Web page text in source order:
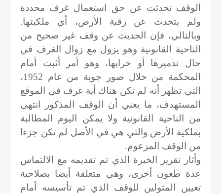
الوقف تحدثت عن حق استعمال غرف محددة
ولم يتحدث عن رقبة الأرض، أي ملكيتها.
وبالتالي، فإن الحديث عن وقف غير صحيح من
الناحية القانونية وهو يزول مع زوال الغرف في
حال تدميرها أو خرابها، وهو أمر أثبت أمام
المحكمة من خلال صور جوية من عام 1952،
التي تظهر أنه لم تكن هناك أية غرف في الموقع
المستهدف، ما يعني أن الوقف المذكور انتهى
من الناحية القانونية ولا يمكن اليوم المطالبة
بملكية الأرض والتي هي في الأصل لم تكن جزءا
من الوقف المزعوم.
وأثار تقرير الخبرة الذي تم تقديمه مع الالتماس
عدة طعون أخرى، وهي متعلقة أيضا بصلاحية
تعيين المتولين للوقف الذي تم تأسيسه أمام